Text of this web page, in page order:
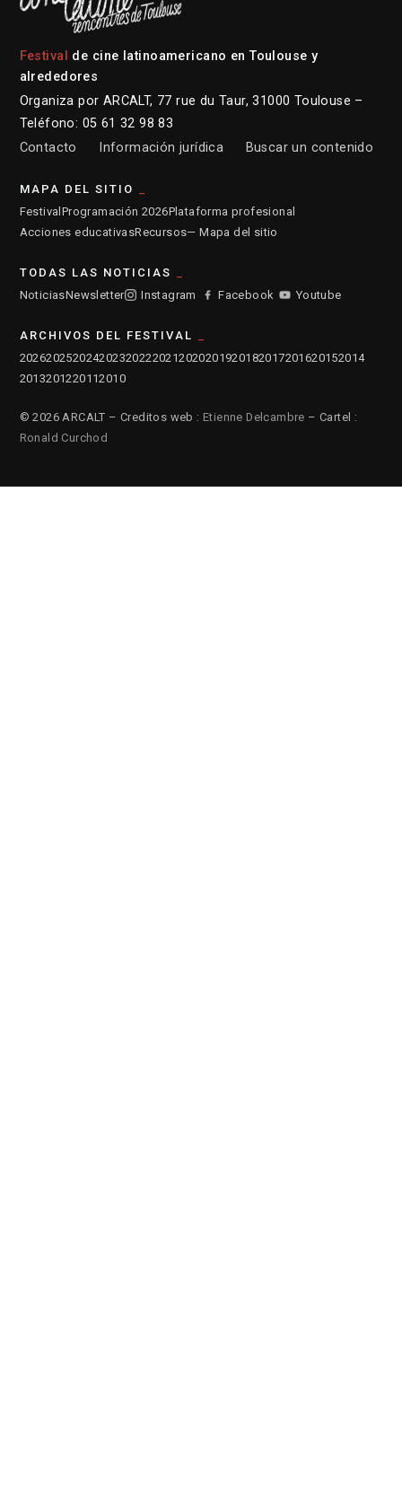
Festival
de cine latinoamericano en Toulouse y
alrededores
Organiza por ARCALT, 77 rue du Taur, 31000 Toulouse –
Teléfono: 05 61 32 98 83
Contacto
Información jurídica Buscar un contenido
MAPA DEL SITIO
Festival Programación 2026Plataforma profesional
Acciones educativasRecursos— Mapa del sitio
TODAS LAS NOTICIAS
NoticiasNewsletter Instagram Facebook Youtube
ARCHIVOS DEL FESTIVAL
2026202520242023202220212020201920182017201620152014
2013201220112010
© 2026 ARCALT – Creditos web : Etienne Delcambre – Cartel :
Ronald Curchod